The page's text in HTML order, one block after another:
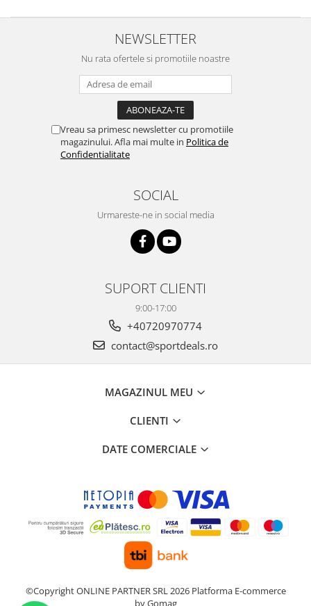
NEWSLETTER
Nu rata ofertele si promotiile noastre
Vreau sa primesc newsletter cu promotiile
magazinului. Afla mai multe in Politica de
Confidentialitate
SOCIAL
Urmareste-ne in social media
SUPORT CLIENTI
9:00-17:00
+40720970774
contact@sportdeals.ro
MAGAZINUL MEU
CLIENTI
DATE COMERCIALE
©Copyright ONLINE PARTNER SRL 2026 Platforma E-commerce
by Gomag